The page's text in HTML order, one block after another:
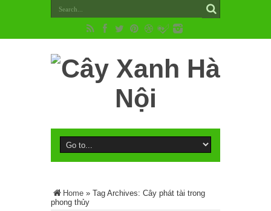
Home » Tag Archives: Cây phát tài trong
phong thủy